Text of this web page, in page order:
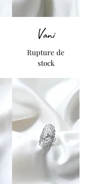
Vani
Rupture de
stock